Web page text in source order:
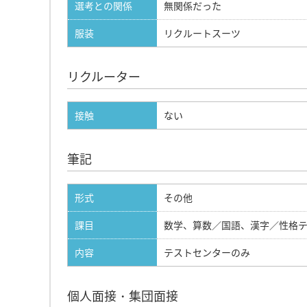
選考との関係
無関係だった
服装
リクルートスーツ
リクルーター
接触 ない
筆記
形式
その他
課目
数学、算数／国語、漢字／性格
内容
テストセンターのみ
個人面接・集団面接